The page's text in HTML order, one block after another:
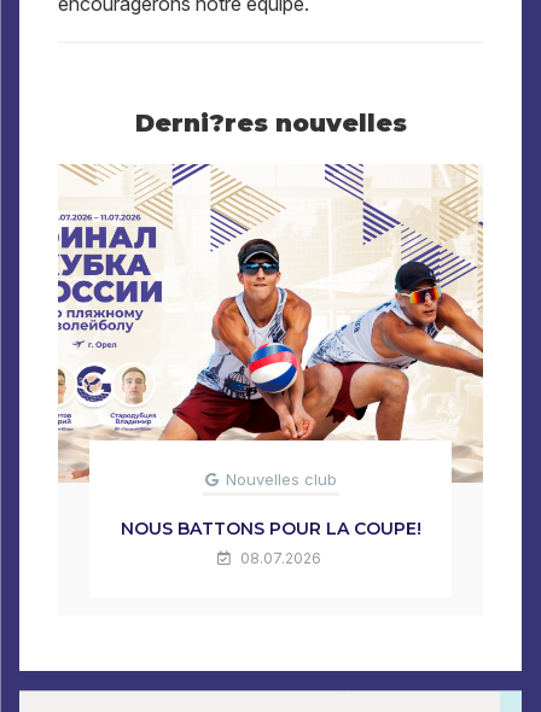
Derni?res nouvelles
Nouvelles club
NOUS BATTONS POUR LA COUPE!
08.07.2026